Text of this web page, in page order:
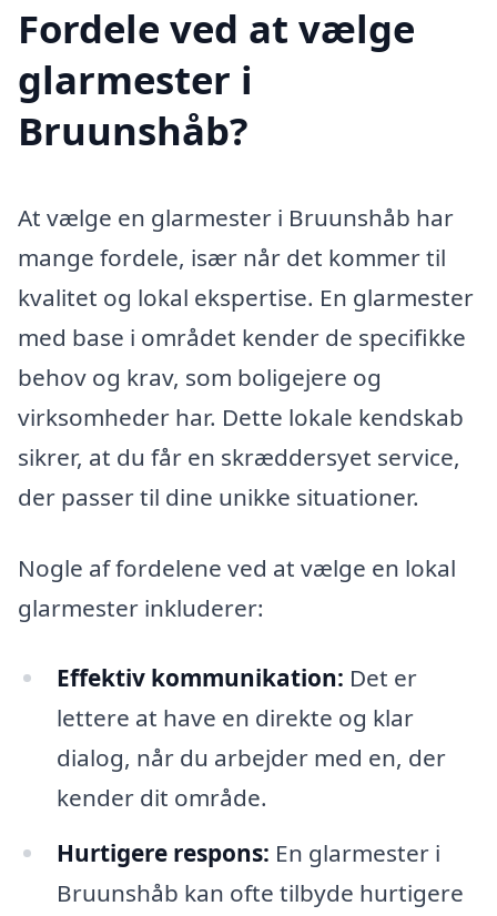
Fordele ved at vælge
glarmester i
Bruunshåb?
At vælge en glarmester i Bruunshåb har
mange fordele, især når det kommer til
kvalitet og lokal ekspertise. En glarmester
med base i området kender de specifikke
behov og krav, som boligejere og
virksomheder har. Dette lokale kendskab
sikrer, at du får en skræddersyet service,
der passer til dine unikke situationer.
Nogle af fordelene ved at vælge en lokal
glarmester inkluderer:
Effektiv kommunikation: Det er
lettere at have en direkte og klar
dialog, når du arbejder med en, der
kender dit område.
Hurtigere respons: En glarmester i
Bruunshåb kan ofte tilbyde hurtigere